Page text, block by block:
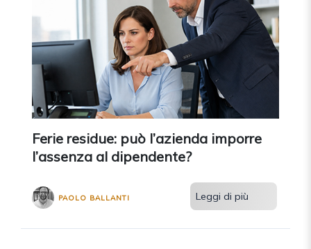
Ferie residue: può l’azienda imporre
l’assenza al dipendente?
PAOLO BALLANTI Leggi di più